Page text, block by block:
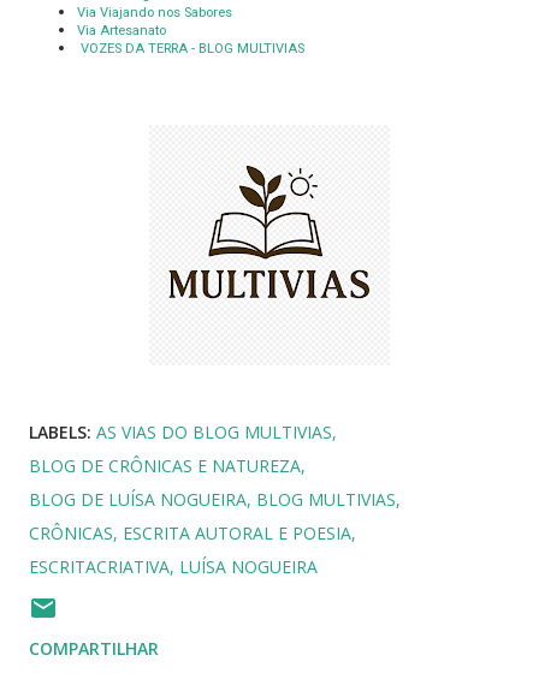
Via Viajando nos Sabores
Via Artesanato
VOZES DA TERRA - BLOG MULTIVIAS
LABELS: AS VIAS DO BLOG MULTIVIAS
BLOG DE CRÔNICAS E NATUREZA
BLOG DE LUÍSA NOGUEIRA BLOG MULTIVIAS
CRÔNICAS ESCRITA AUTORAL E POESIA
ESCRITACRIATIVA LUÍSA NOGUEIRA
COMPARTILHAR